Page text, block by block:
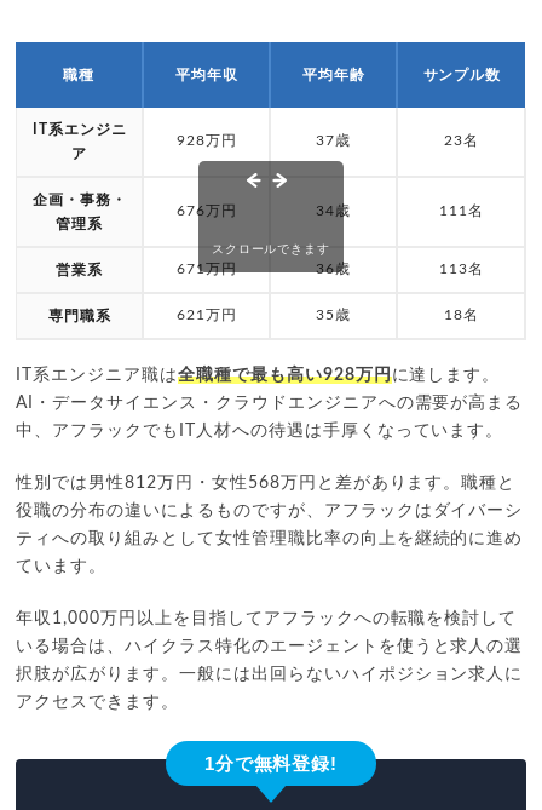
職種 平均年収 平均年齢 サンプル数
IT系エンジニ
ア
928万円 37歳 23名
企画・事務・
管理系
676万円 34歳 111名
営業系 671万円 36歳 113名
専門職系 621万円 35歳 18名
スクロールできます
IT系エンジニア職は全職種で最も高い928万円に達します。
AI・データサイエンス・クラウドエンジニアへの需要が高まる
中、アフラックでもIT人材への待遇は手厚くなっています。
性別では男性812万円・女性568万円と差があります。職種と
役職の分布の違いによるものですが、アフラックはダイバーシ
ティへの取り組みとして女性管理職比率の向上を継続的に進め
ています。
年収1,000万円以上を目指してアフラックへの転職を検討して
いる場合は、ハイクラス特化のエージェントを使うと求人の選
択肢が広がります。一般には出回らないハイポジション求人に
アクセスできます。
1分で無料登録!